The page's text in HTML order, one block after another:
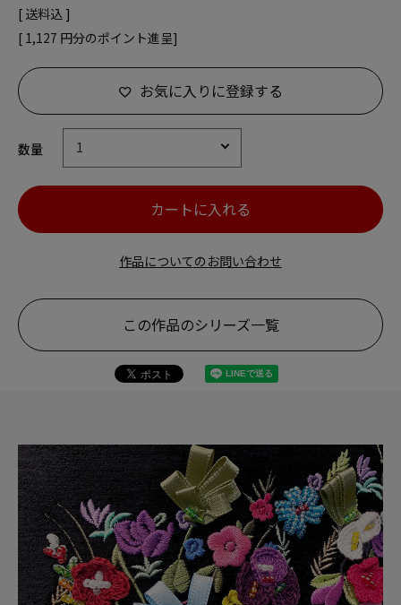
送料込
[ 1,127 円分のポイント進呈]
お気に入りに登録する
カートに入れる
作品についてのお問い合わせ
この作品のシリーズ一覧